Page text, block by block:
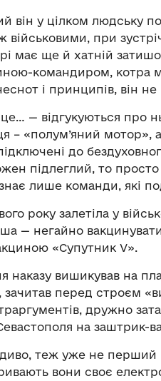
він у цілком людську
військовими, при
має ще й хатній
командиром, котра
і принципів, він
— відгукуються про
– «полум’яний мотор»,
до
підлеглий, то
лише команди, які
року залетіла у
— негайно
«Супутник V».
наказу вишикував на
зачитав перед строєм
дружно
Севастополя на заштрик-
теж уже не
вони своє